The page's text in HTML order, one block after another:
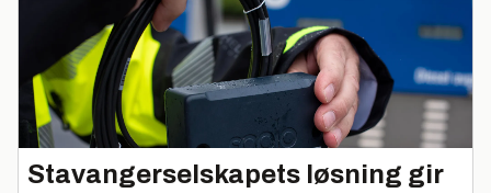
Stavangerselskapets løsning gir